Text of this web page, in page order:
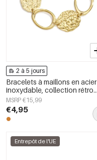
2 à 5 jours
Bracelets à maillons en acier
inoxydable, collection rétro
classique pour femmes
MSRP €15,99
€4,95
Entrepôt de l'UE